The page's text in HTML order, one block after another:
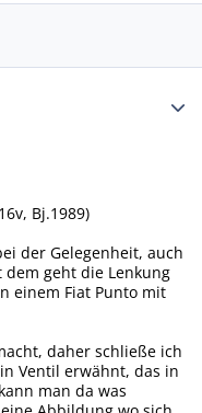
Bj.1989)
der Gelegenheit, auch
dem geht die Lenkung
einem Fiat Punto mit
daher schließe ich
Ventil erwähnt, das in
man da was